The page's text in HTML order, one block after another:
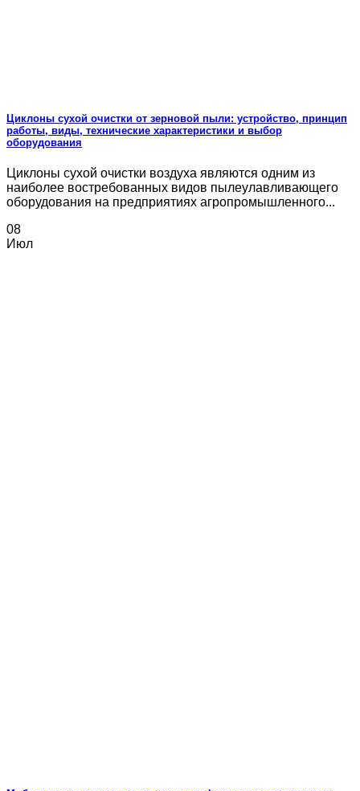
Циклоны сухой очистки от зерновой пыли: устройство, принцип
работы, виды, технические характеристики и выбор
оборудования
Циклоны сухой очистки воздуха являются одним из
наиболее востребованных видов пылеулавливающего
оборудования на предприятиях агропромышленного...
08
Июл